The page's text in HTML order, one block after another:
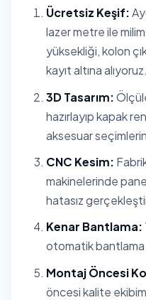
Ücretsiz Keşif:
lazer metre ile
yüksekliği, kolon
kayıt altına alıyoruz.
3D Tasarım:
hazırlayıp kapak
aksesuar
CNC Kesim:
makinelerinde
hatasız
Kenar Bantlama:
otomatik bantlama
Montaj Öncesi
öncesi kalite